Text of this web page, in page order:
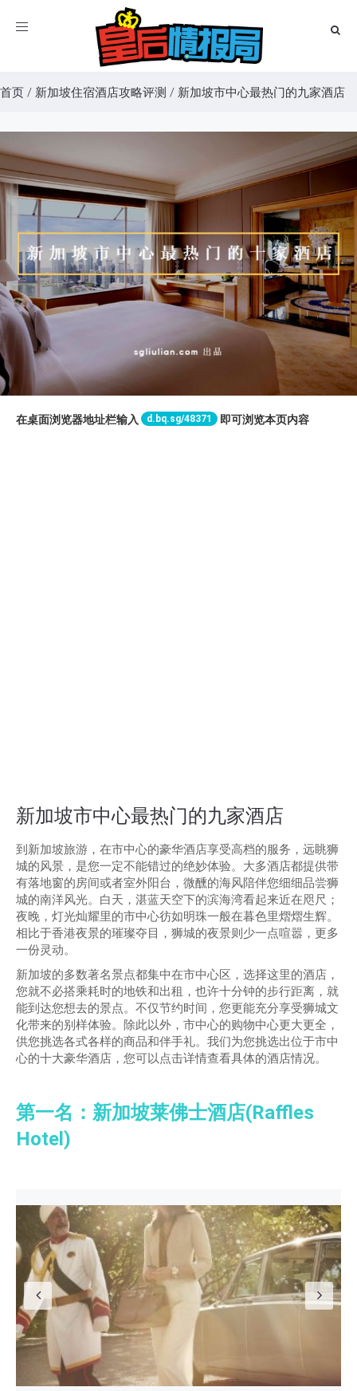
Toggle
首页 / 新加坡住宿酒店攻略评测 / 新加坡市中心最热门的九家酒店
在桌面浏览器地址栏输入 d.bq.sg/48371 即可浏览本页内容
新加坡市中心最热门的九家酒店
到新加坡旅游，在市中心的豪华酒店享受高档的服务，远眺狮
城的风景，是您一定不能错过的绝妙体验。大多酒店都提供带
有落地窗的房间或者室外阳台，微醺的海风陪伴您细细品尝狮
城的南洋风光。白天，湛蓝天空下的滨海湾看起来近在咫尺；
夜晚，灯光灿耀里的市中心彷如明珠一般在暮色里熠熠生辉。
相比于香港夜景的璀璨夺目，狮城的夜景则少一点喧嚣，更多
一份灵动。
新加坡的多数著名景点都集中在市中心区，选择这里的酒店，
您就不必搭乘耗时的地铁和出租，也许十分钟的步行距离，就
能到达您想去的景点。不仅节约时间，您更能充分享受狮城文
化带来的别样体验。除此以外，市中心的购物中心更大更全，
供您挑选各式各样的商品和伴手礼。我们为您挑选出位于市中
心的十大豪华酒店，您可以点击详情查看具体的酒店情况。
第一名：新加坡莱佛士酒店(Raffles
Hotel)
Previous